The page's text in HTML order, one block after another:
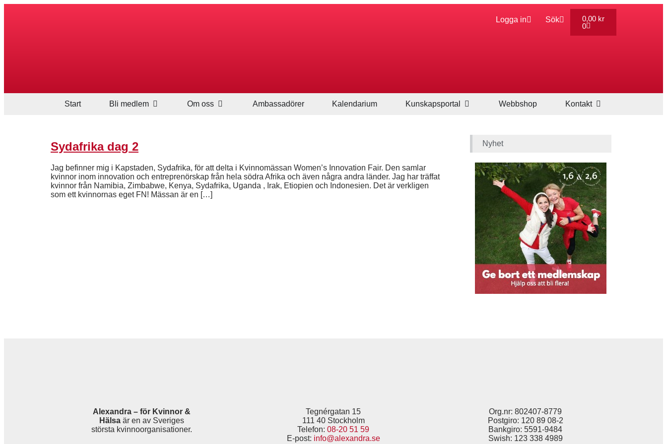
Logga in Sök 0,00 kr
0
Start Bli medlem Om oss Ambassadörer Kalendarium Kunskapsportal Webbshop Kontakt
Sydafrika dag 2
Jag befinner mig i Kapstaden, Sydafrika, för att delta i Kvinnomässan Women’s Innovation Fair. Den samlar
kvinnor inom innovation och entreprenörskap från hela södra Afrika och även några andra länder. Jag har träffat
kvinnor från Namibia, Zimbabwe, Kenya, Sydafrika, Uganda , Irak, Etiopien och Indonesien. Det är verkligen
som ett kvinnornas eget FN! Mässan är en […]
Nyhet
Alexandra – för Kvinnor &
Hälsaär en av Sveriges
största kvinnoorganisationer.
Tegnérgatan 15
111 40 Stockholm
Telefon:08-20 51 59
E-post: info@alexandra.se
Org.nr: 802407-8779
Postgiro: 120 89 08-2
Bankgiro: 5591-9484
Swish: 123 338 4989